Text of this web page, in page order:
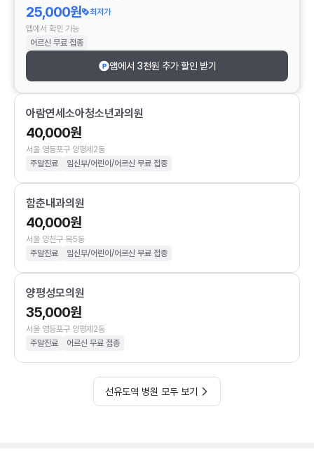
25,000원
최저가
앱에서 확인 가능
어르신 무료 접종
앱에서 3천원 추가 할인 받기
아람연세소아청소년과의원
40,000원
서울 영등포구 양평제2동
주말진료
임신부/어린이/어르신 무료 접종
함춘내과의원
40,000원
서울 양천구 목5동
주말진료
임신부/어린이/어르신 무료 접종
양평성모의원
35,000원
서울 영등포구 양평제2동
주말진료
어르신 무료 접종
선유도역 병원 모두 보기